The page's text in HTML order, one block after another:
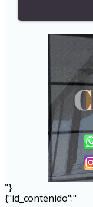
"}
{"id_contenido":"